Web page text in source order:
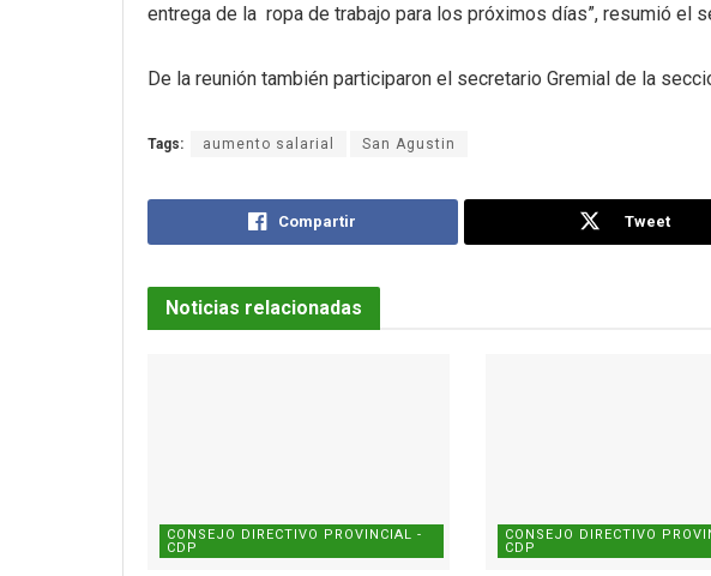
entrega de la ropa de trabajo para los próximos días”, resumió el
De la reunión también participaron el secretario Gremial de la
Tags: aumento salarial San Agustin
Compartir Tweet
Noticias relacionadas
CONSEJO DIRECTIVO PROVINCIAL -
CDP
CONSEJO DIRECTIVO
CDP